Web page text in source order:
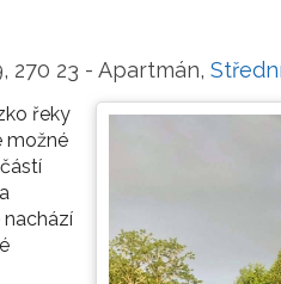
270 23 - Apartmán,
řeky
možné
nachází